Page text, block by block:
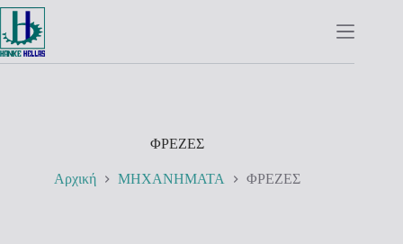
Μετάβαση
στο
περιεχόμενο
ΦΡΕΖΕΣ
Αρχική ΜΗΧΑΝΗΜΑΤΑ ΦΡΕΖΕΣ